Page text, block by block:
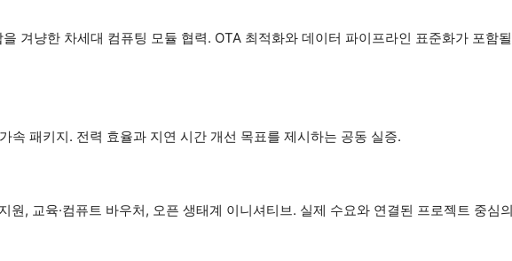
을 겨냥한 차세대 컴퓨팅 모듈 협력. OTA 최적화와 데이터 파이프라인 표준화가 포함
속 패키지. 전력 효율과 지연 시간 개선 목표를 제시하는 공동 실증.
원, 교육·컴퓨트 바우처, 오픈 생태계 이니셔티브. 실제 수요와 연결된 프로젝트 중심